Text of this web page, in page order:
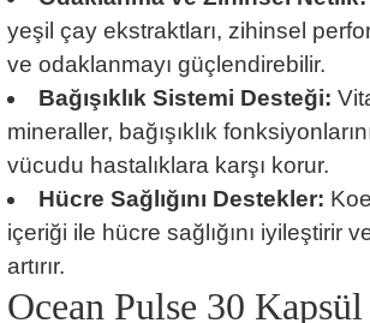
yeşil çay ekstraktları, zihinsel
ve odaklanmayı güçlendirebilir.
Bağışıklık Sistemi Desteği:
mineraller, bağışıklık
vücudu hastalıklara karşı korur.
Hücre Sağlığını Destekler:
içeriği ile hücre sağlığını iyileştirir
artırır.
Ocean Pulse 30 Kapsül